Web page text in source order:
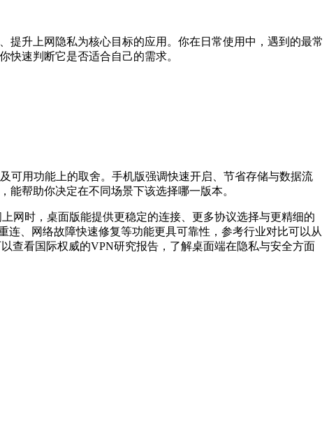
提升上网隐私为核心目标的应用。你在日常使用中，遇到的最常
快速判断它是否适合自己的需求。
可用功能上的取舍。手机版强调快速开启、节省存储与数据流
帮助你决定在不同场景下该选择哪一版本。
网时，桌面版能提供更稳定的连接、更多协议选择与更精细的
、网络故障快速修复等功能更具可靠性，参考行业对比可以从
查看国际权威的VPN研究报告，了解桌面端在隐私与安全方面